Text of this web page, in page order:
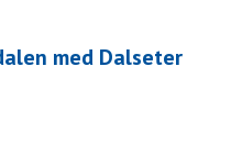
med Dalseter